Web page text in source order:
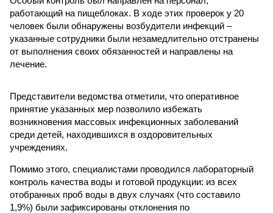
работающий на пищеблоках. В ходе этих проверок у 20
человек были обнаружены возбудители инфекций –
указанные сотрудники были незамедлительно отстранены
от выполнения своих обязанностей и направлены на
лечение.
Представители ведомства отметили, что оперативное
принятие указанных мер позволило избежать
возникновения массовых инфекционных заболеваний
среди детей, находившихся в оздоровительных
учреждениях.
Помимо этого, специалистами проводился лабораторный
контроль качества воды и готовой продукции: из всех
отобранных проб воды в двух случаях (что составило
1,9%) были зафиксированы отклонения по